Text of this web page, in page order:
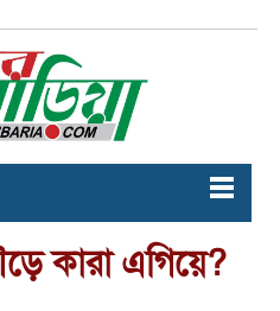
কারা এগিয়ে?